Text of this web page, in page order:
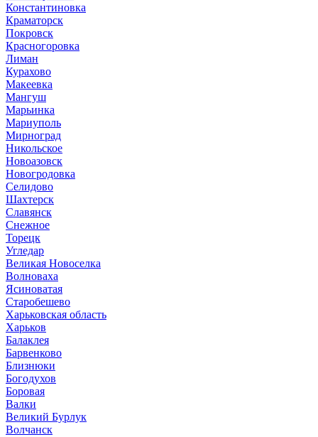
Константиновка
Краматорск
Покровск
Красногоровка
Лиман
Курахово
Макеевка
Мангуш
Марьинка
Мариуполь
Мирноград
Никольское
Новоазовск
Новогродовка
Селидово
Шахтерск
Славянск
Снежное
Торецк
Угледар
Великая Новоселка
Волноваха
Ясиноватая
Старобешево
Харьковская область
Харьков
Балаклея
Барвенково
Близнюки
Богодухов
Боровая
Валки
Великий Бурлук
Волчанск